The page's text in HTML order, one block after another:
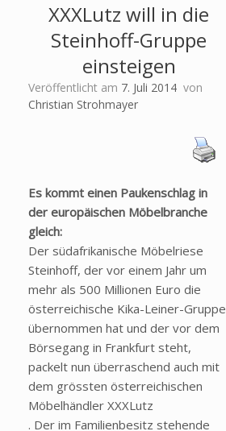
XXXLutz will in die
Steinhoff-Gruppe
einsteigen
Veröffentlicht am 7. Juli 2014 von
Christian Strohmayer
Es kommt einen Paukenschlag in
der europäischen Möbelbranche
gleich:
Der südafrikanische Möbelriese
Steinhoff, der vor einem Jahr um
mehr als 500 Millionen Euro die
österreichische Kika-Leiner-Gruppe
übernommen hat und der vor dem
Börsegang in Frankfurt steht,
packelt nun überraschend auch mit
dem grössten österreichischen
Möbelhändler XXXLutz
. Der im Familienbesitz stehende